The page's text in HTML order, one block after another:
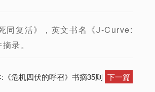
同复活》，英文书名《J-Curve:
录。
《危机四伏的呼召》书摘35则 下一篇